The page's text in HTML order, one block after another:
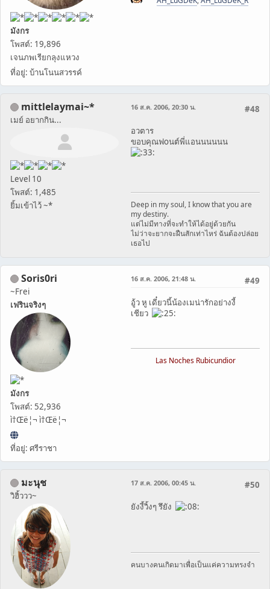
มังกร
โพสต์: 19,896
เจนภพเรียกลุงแหวง
ที่อยู่: บ้านโนนสวรรค์
mittlelaymai~*
เมย์ อยากกิน...
Level 10
โพสต์: 1,485
ยิ้มเข้าไว้ ~*
#48
16 ส.ค. 2006, 20:30 น.
อวตาร
ขอบคุณฟoนต์พี่แอนนนนนน
Deep in my soul, I know that you are
my destiny.
แต่ไม่มีทางที่จะทำให้ได้อยู่ด้วยกัน
ไม่ว่าจะยากจะฝืนสักเท่าไหร่ ฉันต้องปล่อย
เธอไป
Soris0ri
~Frei
เฟรินจริงๆ
มังกร
โพสต์: 52,936
ì†Œë¦¬ ì†Œë¦¬
ที่อยู่: ศรีราชา
#49
16 ส.ค. 2006, 21:48 น.
อู้ว หู เดี๋ยวนี้น้องเมน่ารักอย่างงี้
เชียว
Las Noches Rubicundior
มะนุช
วิฮิ้ววว~
#50
17 ส.ค. 2006, 00:45 น.
ยังงี้วิ้งๆ รึยัง
คนบางคนเกิดมาเพื่อเป็นแค่ความทรงจำ